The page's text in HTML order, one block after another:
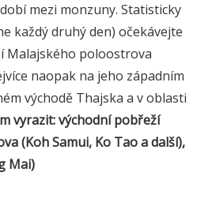
mezi monzuny. Statisticky
každý druhý den) očekávejte
Malajského poloostrova
naopak na jeho západním
východě Thajska a v oblasti
vyrazit: východní pobřeží
(Koh Samui, Ko Tao a další),
Mai)